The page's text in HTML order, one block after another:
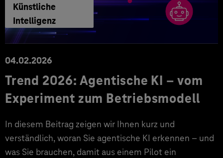
Künstliche
Intelligenz
04.02.2026
Trend 2026: Agentische KI – vom
Experiment zum Betriebsmodell
In diesem Beitrag zeigen wir Ihnen kurz und
verständlich, woran Sie agentische KI erkennen – und
was Sie brauchen, damit aus einem Pilot ein